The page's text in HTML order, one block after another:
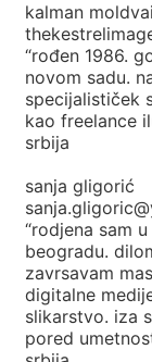
kalman moldvai
“rođen 1986.
novom sadu.
specijalističek
kao freelance
srbija
sanja gligorić
“rodjena sam
beogradu.
zavrsavam
digitalne
slikarstvo. iza
pored